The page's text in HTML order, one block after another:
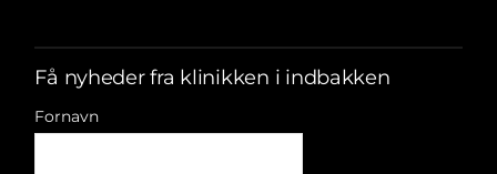
Få nyheder fra klinikken i indbakken
Fornavn